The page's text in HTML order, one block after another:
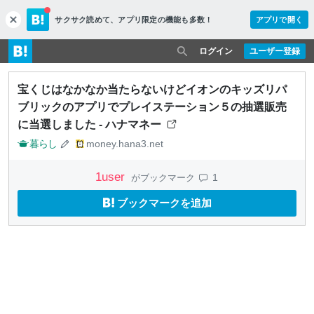
c
l
o
s
e
サクサク読めて、 アプリ限定の機能も多数！ アプリで開く
ユーザー登録
ログイン
宝くじはなかなか当たらないけどイオンのキッズリパ
ブリックのアプリでプレイステーション５の抽選販売
に当選しました - ハナマネー
暮らし money.hana3.net
1user がブックマーク 1
ブックマークを追加